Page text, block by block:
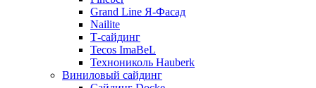
Grand Line Я-Фасад
Nailite
Т-сайдинг
Tecos ImaBeL
Технониколь Hauberk
Виниловый сайдинг